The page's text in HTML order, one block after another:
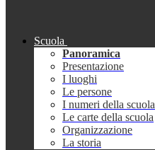
Scuola
Panoramica
Presentazione
I luoghi
Le persone
I numeri della scuola
Le carte della scuola
Organizzazione
La storia